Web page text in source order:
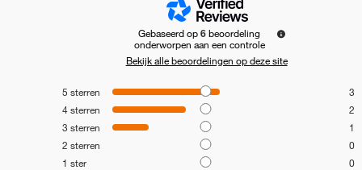
Gebaseerd op6beoordeling
onderworpen aan een controle
Bekijk alle beoordelingen op deze site
5 sterren
3
4sterren
2
3 sterren
1
2 sterren
0
1 ster 0